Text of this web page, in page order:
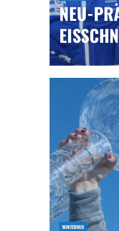
NEU-
WINTERMIX